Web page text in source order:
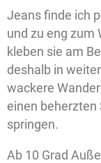
Jeans finde ich
und zu eng zum
kleben sie am
deshalb in
wackere
einen beherzten
springen.
Ab 10 Grad